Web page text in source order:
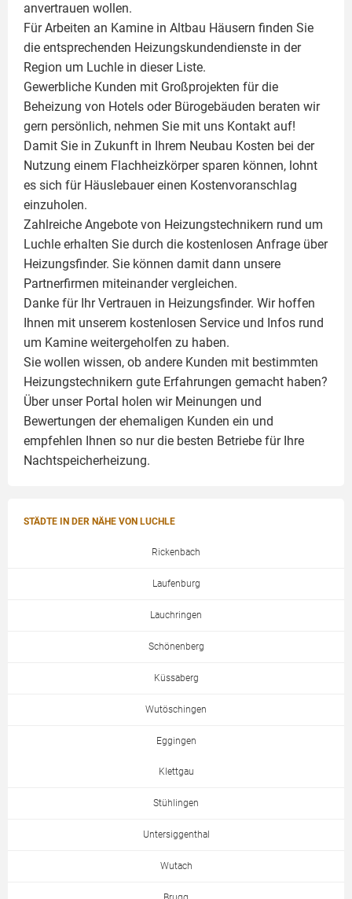
anvertrauen wollen.
Für Arbeiten an Kamine in Altbau Häusern finden Sie
die entsprechenden Heizungskundendienste in der
Region um Luchle in dieser Liste.
Gewerbliche Kunden mit Großprojekten für die
Beheizung von Hotels oder Bürogebäuden beraten wir
gern persönlich, nehmen Sie mit uns Kontakt auf!
Damit Sie in Zukunft in Ihrem Neubau Kosten bei der
Nutzung einem Flachheizkörpersparen können, lohnt
es sich für Häuslebauer einen Kostenvoranschlag
einzuholen.
Zahlreiche Angebote von Heizungstechnikern rund um
Luchle erhalten Sie durch die kostenlosen Anfrage über
Heizungsfinder. Sie können damit dann unsere
Partnerfirmen miteinander vergleichen.
Danke für Ihr Vertrauen in Heizungsfinder. Wir hoffen
Ihnen mit unserem kostenlosen Service und Infos rund
um Kamine weitergeholfen zu haben.
Sie wollen wissen, ob andere Kunden mit bestimmten
Heizungstechnikern gute Erfahrungen gemacht haben?
Über unser Portal holen wir Meinungen und
Bewertungen der ehemaligen Kunden ein und
empfehlen Ihnen so nur die besten Betriebe für Ihre
Nachtspeicherheizung.
STÄDTE IN DER NÄHE VON LUCHLE
Rickenbach
Laufenburg
Lauchringen
Schönenberg
Küssaberg
Wutöschingen
Eggingen
Klettgau
Stühlingen
Untersiggenthal
Wutach